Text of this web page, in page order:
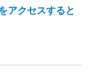
クセスすると